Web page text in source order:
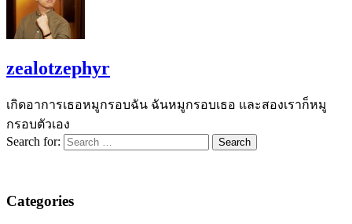
zealotzephyr
เกิดอาการเธอหมูกรอบฉัน ฉันหมูกรอบเธอ และสองเราก็หมู
กรอบตัวเอง
Search for:
Categories